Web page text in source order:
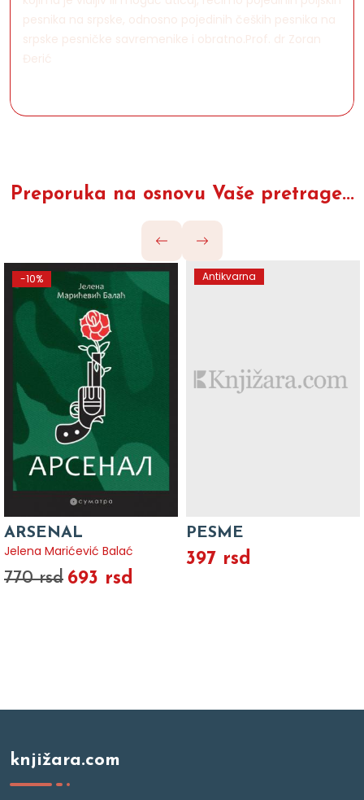
pesnika na srpske, odnosno pojedinih čeških pesnika na
srpske pesničke savremenike i obratno.Prof. dr Zoran
Đerić
Preporuka na osnovu Vaše pretrage...
-10%
ARSENAL
Jelena Marićević Balać
770 rsd 693 rsd
Antikvarna
PESME
397 rsd
knjižara.com